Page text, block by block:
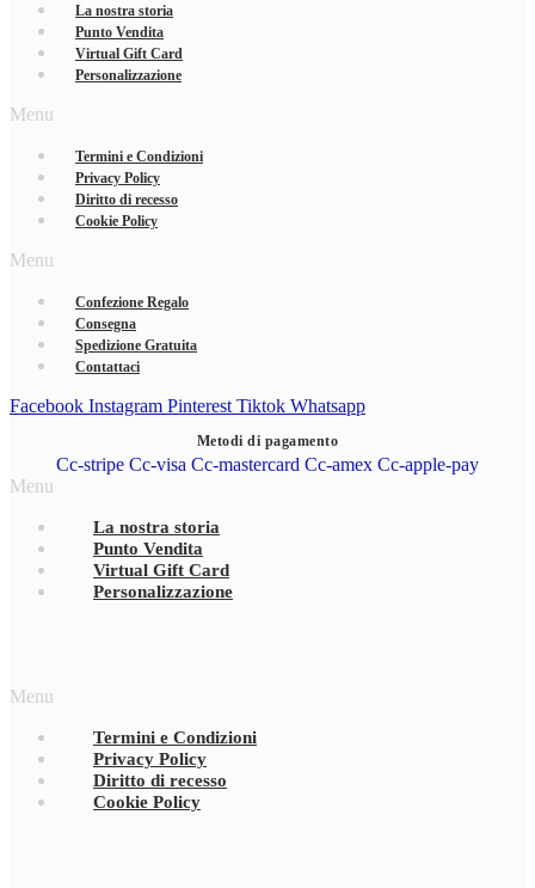
La nostra storia
Punto Vendita
Virtual Gift Card
Personalizzazione
Menu
Termini e Condizioni
Privacy Policy
Diritto di recesso
Cookie Policy
Menu
Confezione Regalo
Consegna
Spedizione Gratuita
Contattaci
Facebook Instagram Pinterest Tiktok Whatsapp
Metodi di pagamento
Cc-stripe Cc-visa Cc-mastercard Cc-amex Cc-apple-pay
Menu
La nostra storia
Punto Vendita
Virtual Gift Card
Personalizzazione
Menu
Termini e Condizioni
Privacy Policy
Diritto di recesso
Cookie Policy